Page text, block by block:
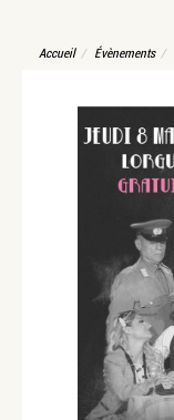
Accueil Évènements